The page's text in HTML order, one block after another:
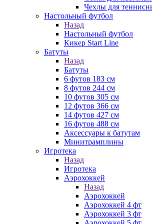
Чехлы для
Настольный футбол
Назад
Настольный футбол
Кикер Start Line
Батуты
Назад
Батуты
6 футов 183 см
8 футов 244 см
10 футов 305 см
12 футов 366 см
14 футов 427 см
16 футов 488 см
Аксессуары к батутам
Минитрамплины
Игротека
Назад
Игротека
Аэрохоккей
Назад
Аэрохоккей
Аэрохоккей 4 фт
Аэрохоккей 3 фт